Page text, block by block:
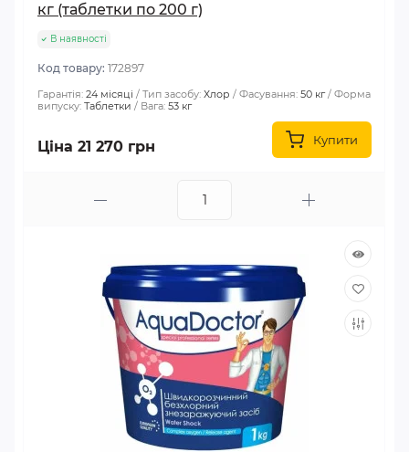
кг (таблетки по 200 г)
В наявності
Код товару: 172897
Гарантія: 24 місяці Тип засобу: Хлор Фасування: 50 кг
Форма
випуску: Таблетки Вага: 53 кг
Ціна 21 270 грн Купити